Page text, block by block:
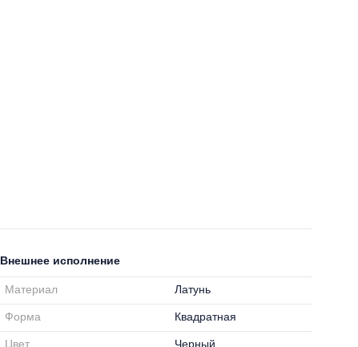
Внешнее исполнение
Материал Латунь
Форма Квадратная
Цвет Черный